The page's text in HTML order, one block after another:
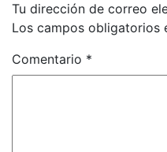
Tu dirección de correo
Los campos obligatorios
Comentario *